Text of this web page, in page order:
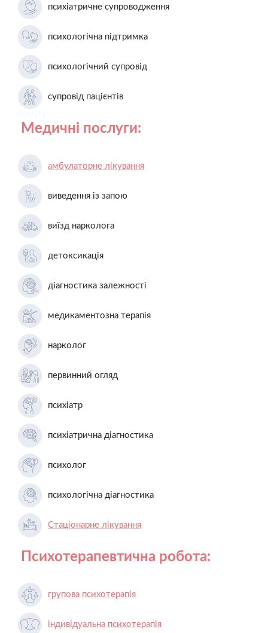
психіатричне супроводження
психологічна підтримка
психологічний супровід
супровід пацієнтів
Медичні послуги:
амбулаторне лікування
виведення із запою
виїзд нарколога
детоксикація
діагностика залежності
медикаментозна терапія
нарколог
первинний огляд
психіатр
психіатрична діагностика
психолог
психологічна діагностика
Стаціонарне лікування
Психотерапевтична робота:
групова психотерапія
індивідуальна психотерапія